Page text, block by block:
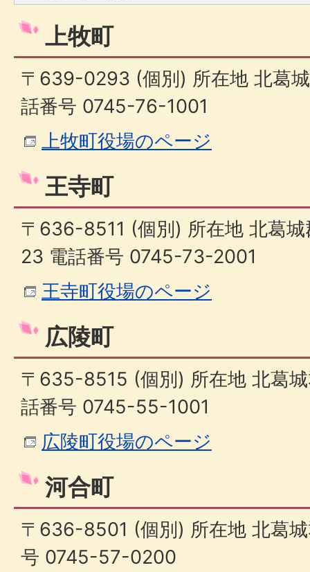
上牧町
〒639-0293 (個別) 所在地 北葛
話番号 0745-76-1001
上牧町役場のページ
王寺町
〒636-8511 (個別) 所在地 北葛
23 電話番号 0745-73-2001
王寺町役場のページ
広陵町
〒635-8515 (個別) 所在地 北葛
話番号 0745-55-1001
広陵町役場のページ
河合町
〒636-8501 (個別) 所在地 北葛
号 0745-57-0200